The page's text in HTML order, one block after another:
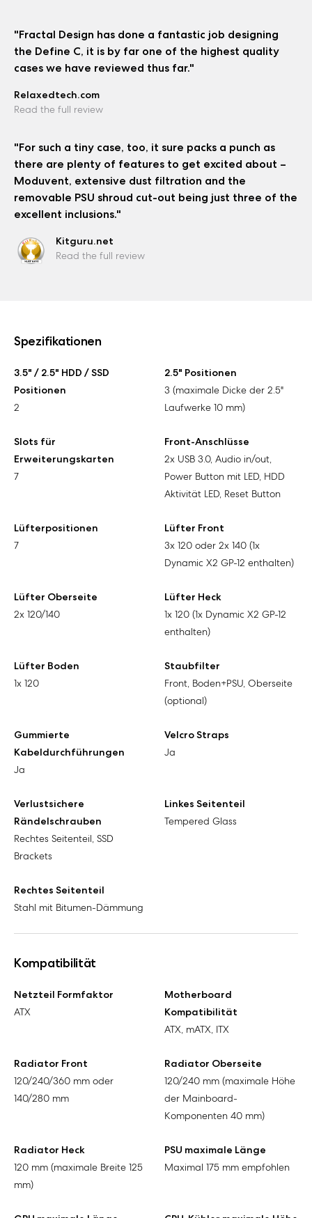
"Fractal Design has done a fantastic job designing
the Define C, it is by far one of the highest quality
cases we have reviewed thus far."
Relaxedtech.com
Read the full review
"For such a tiny case, too, it sure packs a punch as
there are plenty of features to get excited about –
Moduvent, extensive dust filtration and the
removable PSU shroud cut-out being just three of the
excellent inclusions."
Kitguru.net
Read the full review
Spezifikationen
3.5" / 2.5" HDD / SSD
Positionen
2
2.5" Positionen
3 (maximale Dicke der 2.5"
Laufwerke 10 mm)
Slots für
Erweiterungskarten
7
Front-Anschlüsse
2x USB 3.0, Audio in/out,
Power Button mit LED, HDD
Aktivität LED, Reset Button
Lüfterpositionen
7
Lüfter Front
3x 120 oder 2x 140 (1x
Dynamic X2 GP-12 enthalten)
Lüfter Oberseite
2x 120/140
Lüfter Heck
1x 120 (1x Dynamic X2 GP-12
enthalten)
Lüfter Boden
1x 120
Staubfilter
Front, Boden+PSU, Oberseite
(optional)
Gummierte
Kabeldurchführungen
Ja
Velcro Straps
Ja
Verlustsichere
Rändelschrauben
Rechtes Seitenteil, SSD
Brackets
Linkes Seitenteil
Tempered Glass
Rechtes Seitenteil
Stahl mit Bitumen-Dämmung
Kompatibilität
Netzteil Formfaktor
ATX
Motherboard
Kompatibilität
ATX, mATX, ITX
Radiator Front
120/240/360 mm oder
140/280 mm
Radiator Oberseite
120/240 mm (maximale Höhe
der Mainboard-
Komponenten 40 mm)
Radiator Heck
120 mm (maximale Breite 125
mm)
PSU maximale Länge
Maximal 175 mm empfohlen